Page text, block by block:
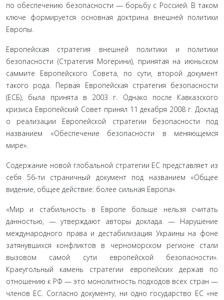
по обеспечению безопасности — борьбу с Россией. В таком
ключе формируется основная доктрина внешней политики
Европы.
Европейская стратегия внешней политики и политики
безопасности (Стратегия Могерини), принятая на июньском
саммите Европейского Совета, по сути, второй документ
такого рода. Первая Европейская стратегия безопасности
(ЕСБ), была принята в 2003 г. Однако после Кавказского
кризиса Европейский Совет принял 11 декабря 2008 г. Доклад
о реализации Европейской стратегии безопасности под
названием «Обеспечение безопасности в меняющемся
мире».
Содержание новой глобальной стратегии ЕС представляет из
себя 56-ти страничный документ под названием «Общее
видение, общее действие: более сильная Европа».
«Мир и стабильность в Европе больше нельзя считать
данностью, — утверждают авторы доклада. — Нарушение
международного права и дестабилизация Украины на фоне
затянувшихся конфликтов в черноморском регионе стали
вызовом самой сути европейской безопасности».
Краеугольный камень стратегии европейских держав по
отношению к РФ — это монолитность подходов всех стран —
членов ЕС. Согласно документу, ни одно государство ЕС «не